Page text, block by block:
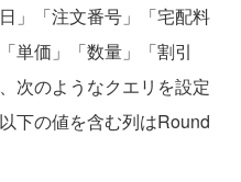
」「注文番号」「宅配料
単価」「数量」「割引
次のようなクエリを設定
下の値を含む列はRound